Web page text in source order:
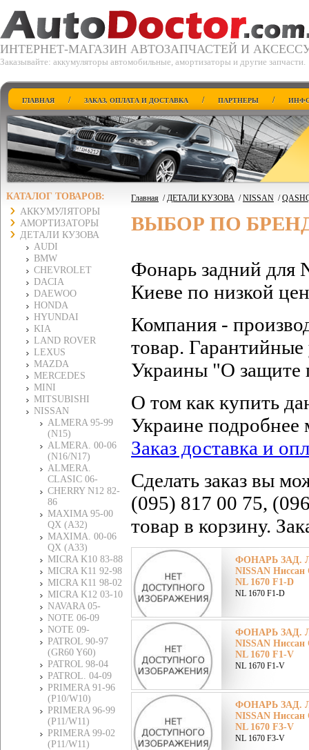
ИНТЕРНЕТ-МАГАЗИН АВТОЗАПЧАСТЕЙ И
Заказывайте: аккумуляторы автомобильные, амортизаторы и другие запчасти.
ГЛАВНАЯ / ЗАКАЗ, ОПЛАТА И ДОСТАВКА / ПАРТНЕРЫ /
КАТАЛОГ ТОВАРОВ:
АККУМУЛЯТОРЫ
АМОРТИЗАТОРЫ
ДЕТАЛИ КУЗОВА
AUDI
BMW
CHEVROLET
DACIA
DAEWOO
HONDA
HYUNDAI
KIA
LAND ROVER
LEXUS
MAZDA
MERCEDES
MINI
MITSUBISHI
NISSAN
ALMERA 95-99
(N15)
ALMERA. 00-06
(N16/N17)
ALMERA.
CLASIC 06-
CHERRY N12 82-
86
MAXIMA 95-00
QX (A32)
MAXIMA. 00-06
QX (A33)
MICRA K10 83-88
MICRA K11 92-98
MICRA K11 98-02
MICRA K12 03-10
NAVARA 05-
NOTE 06-09
NOTE 09-
PATROL 90-97
(GR60 Y60)
PATROL 98-04
PATROL. 04-09
PRIMERA 91-96
(P10/W10)
PRIMERA 96-99
(P11/W11)
PRIMERA 99-02
(P11/W11)
Главная /ДЕТАЛИ КУЗОВА /NISSAN /
ВЫБОР ПО
Фонарь задний для
Киеве по низкой
Компания -
товар. Гарантийные
Украины "О защите
О том как купить
Украине подробнее
Заказ доставка и
Сделать заказ вы
(095) 817 00 75,
товар в корзину.
ФОНАРЬ ЗАД.
NISSAN Ниссан
NL 1670 F1-D
NL 1670 F1-D
ФОНАРЬ ЗАД.
NISSAN Ниссан
NL 1670 F1-V
NL 1670 F1-V
ФОНАРЬ ЗАД.
NISSAN Ниссан
NL 1670 F3-V
NL 1670 F3-V